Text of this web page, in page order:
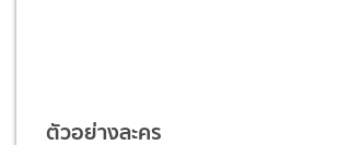
ตัวอย่างละคร